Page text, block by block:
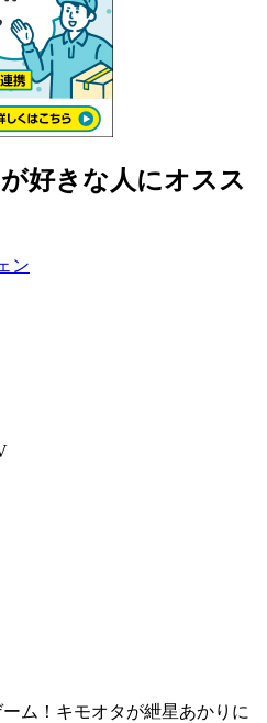
好きな人にオスス
ム！キモオタが紲星あかりに